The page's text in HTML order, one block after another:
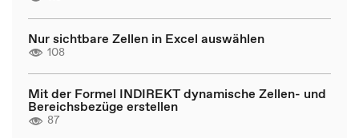
Nur sichtbare Zellen in Excel auswählen
108
Mit der Formel INDIREKT dynamische Zellen- und
Bereichsbezüge erstellen
87